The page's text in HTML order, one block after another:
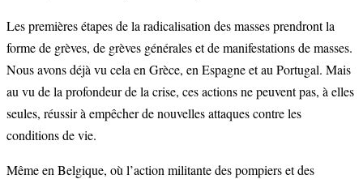
Les premières étapes de la radicalisation des masses prendront la
forme de grèves, de grèves générales et de manifestations de masses.
Nous avons déjà vu cela en Grèce, en Espagne et au Portugal. Mais
au vu de la profondeur de la crise, ces actions ne peuvent pas, à elles
seules, réussir à empêcher de nouvelles attaques contre les
conditions de vie.
Même en Belgique, où l’action militante des pompiers et des